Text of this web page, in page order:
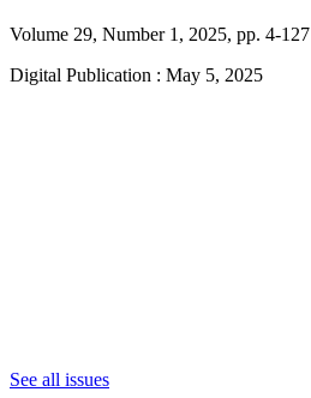
Volume 29, Number 1, 2025, pp. 4-127
Digital Publication : May 5, 2025
See all issues